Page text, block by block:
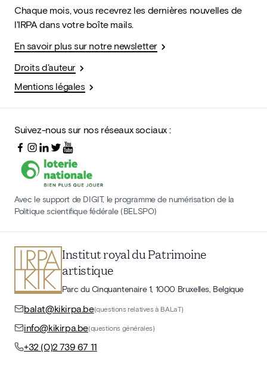
Chaque mois, vous recevrez les dernières nouvelles de
l'IRPA dans votre boîte mails.
En savoir plus sur notre newsletter
Droits d'auteur
Mentions légales
Suivez-nous sur nos réseaux sociaux :
Avec le support de DIGIT, le programme de numérisation de la
Politique scientifique fédérale (BELSPO)
Institut royal du Patrimoine
artistique
Parc du Cinquantenaire 1, 1000 Bruxelles, Belgique
balat@kikirpa.be(questions relatives à BALaT)
info@kikirpa.be(questions générales)
+32 (0)2 739 67 11